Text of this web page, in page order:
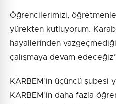
Öğrencilerimizi,
yürekten kutluyorum.
hayallerinden
çalışmaya devam
KARBEM’in üçüncü şubesi
KARBEM’in daha fazla